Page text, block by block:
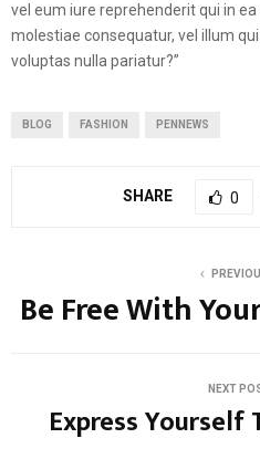
vel eum iure reprehenderit qui in
molestiae consequatur, vel illum
voluptas nulla pariatur?”
BLOG FASHION PENNEWS
SHARE 0
Be Free With
NEXT
Express Yourself